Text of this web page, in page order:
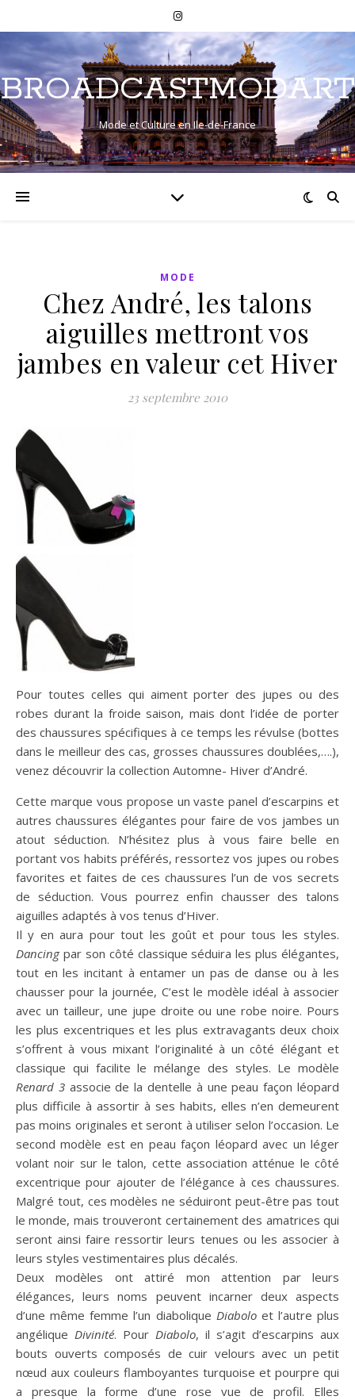
BROADCASTMODART
Mode et Culture en Ile-de-France
MODE
Chez André, les talons
aiguilles mettront vos
jambes en valeur cet Hiver
23 septembre 2010
Pour toutes celles qui aiment porter des jupes ou des
robes durant la froide saison, mais dont l’idée de porter
des chaussures spécifiques à ce temps les révulse (bottes
dans le meilleur des cas, grosses chaussures doublées,….),
venez découvrir la collection Automne- Hiver d’André.
Cette marque vous propose un vaste panel d’escarpins et
autres chaussures élégantes pour faire de vos jambes un
atout séduction. N’hésitez plus à vous faire belle en
portant vos habits préférés, ressortez vos jupes ou robes
favorites et faites de ces chaussures l’un de vos secrets
de séduction. Vous pourrez enfin chausser des talons
aiguilles adaptés à vos tenus d’Hiver.
Il y en aura pour tout les goût et pour tous les styles.
Dancingpar son côté classique séduira les plus élégantes,
tout en les incitant à entamer un pas de danse ou à les
chausser pour la journée, C’est le modèle idéal à associer
avec un tailleur, une jupe droite ou une robe noire. Pours
les plus excentriques et les plus extravagants deux choix
s’offrent à vous mixant l’originalité à un côté élégant et
classique qui facilite le mélange des styles. Le modèle
Renard 3associe de la dentelle à une peau façon léopard
plus difficile à assortir à ses habits, elles n’en demeurent
pas moins originales et seront à utiliser selon l’occasion. Le
second modèle est en peau façon léopard avec un léger
volant noir sur le talon, cette association atténue le côté
excentrique pour ajouter de l’élégance à ces chaussures.
Malgré tout, ces modèles ne séduiront peut-être pas tout
le monde, mais trouveront certainement des amatrices qui
seront ainsi faire ressortir leurs tenues ou les associer à
leurs styles vestimentaires plus décalés.
Deux modèles ont attiré mon attention par leurs
élégances, leurs noms peuvent incarner deux aspects
d’une même femme l’un diabolique Diaboloet l’autre plus
angélique Divinité. Pour Diabolo, il s’agit d’escarpins aux
bouts ouverts composés de cuir velours avec un petit
nœud aux couleurs flamboyantes turquoise et pourpre qui
a presque la forme d’une rose vue de profil. Elles